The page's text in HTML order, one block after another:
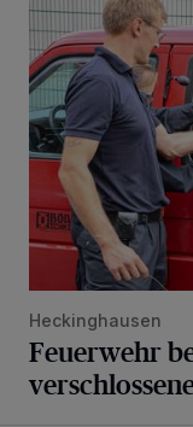
Heckinghausen
Feuerwehr